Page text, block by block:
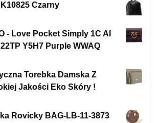
Czarny
- Love Pocket Simply 1C AI
Y5H7 Purple WWAQ
Torebka Damska Z
Jakości Eko Skóry !
Rovicky BAG-LB-11-3873